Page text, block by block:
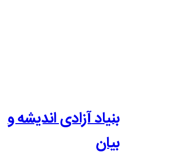
بنیاد آزادی اندیشه و
بیان